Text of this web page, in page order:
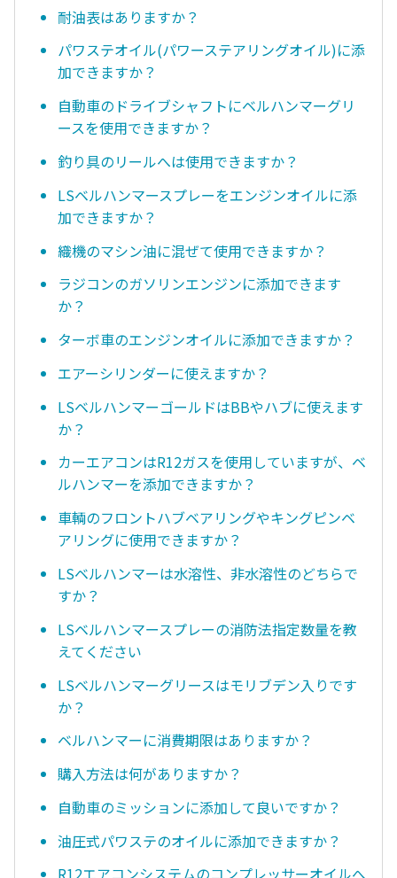
耐油表はありますか？
パワステオイル(パワーステアリングオイル)に添
加できますか？
自動車のドライブシャフトにベルハンマーグリ
ースを使用できますか？
釣り具のリールへは使用できますか？
LSベルハンマースプレーをエンジンオイルに添
加できますか？
織機のマシン油に混ぜて使用できますか？
ラジコンのガソリンエンジンに添加できます
か？
ターボ車のエンジンオイルに添加できますか？
エアーシリンダーに使えますか？
LSベルハンマーゴールドはBBやハブに使えます
か？
カーエアコンはR12ガスを使用していますが、ベ
ルハンマーを添加できますか？
車輌のフロントハブベアリングやキングピンベ
アリングに使用できますか？
LSベルハンマーは水溶性、非水溶性のどちらで
すか？
LSベルハンマースプレーの消防法指定数量を教
えてください
LSベルハンマーグリースはモリブデン入りです
か？
ベルハンマーに消費期限はありますか？
購入方法は何がありますか？
自動車のミッションに添加して良いですか？
油圧式パワステのオイルに添加できますか？